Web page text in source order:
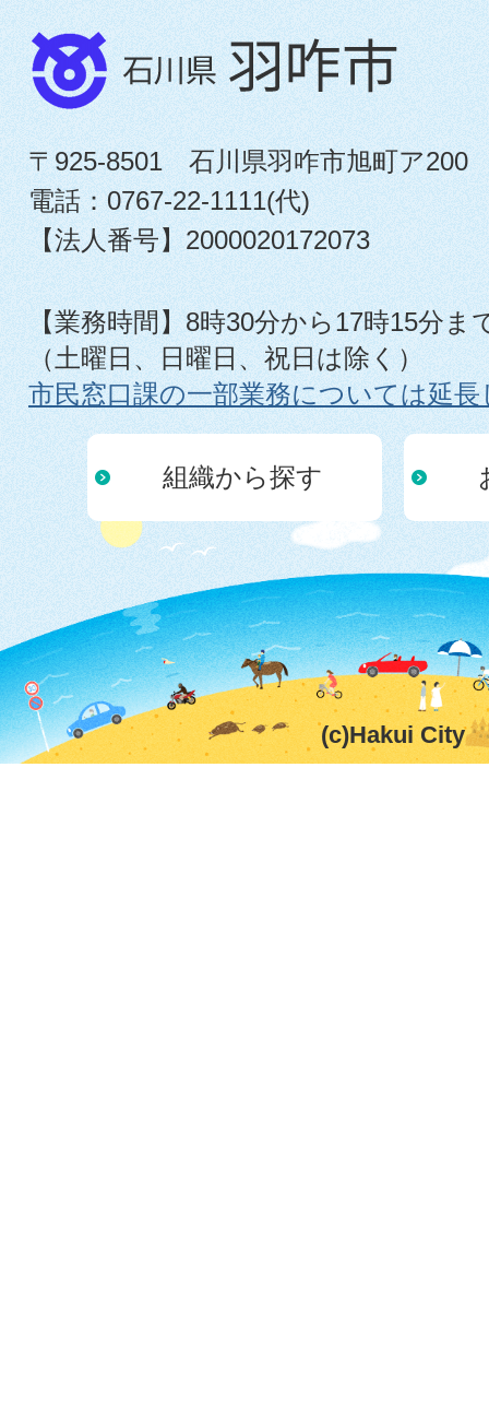
〒925-8501 石川県羽咋市旭町ア200
電話：0767-22-1111(代)
【法人番号】2000020172073
【業務時間】8時30分から17時15分ま
（土曜日、日曜日、祝日は除く）
市民窓口課の一部業務については延
組織から探す
(c)Hakui City